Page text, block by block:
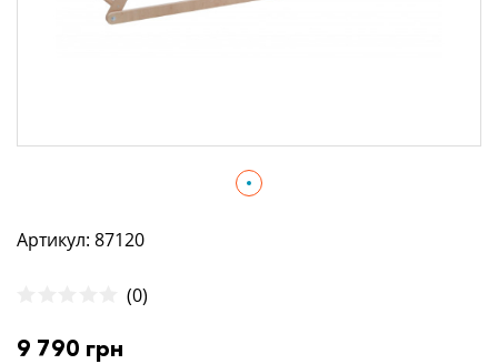
Артикул: 87120
(0)
9 790 грн